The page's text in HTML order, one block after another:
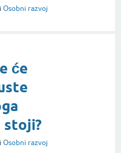
Osobni razvoj
će
stoji?
Osobni razvoj